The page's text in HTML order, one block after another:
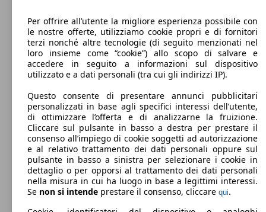
Elettrica/Benzina
Carburante
94 g/km
Emissioni di CO2 (combinato)*
Per offrire all’utente la migliore esperienza possibile con
le nostre offerte, utilizziamo cookie propri e di fornitori
terzi nonché altre tecnologie (di seguito menzionati nel
loro insieme come “cookie”) allo scopo di salvare e
accedere in seguito a informazioni sul dispositivo
utilizzato e a dati personali (tra cui gli indirizzi IP).
Questo consente di presentare annunci pubblicitari
personalizzati in base agli specifici interessi dell’utente,
di ottimizzare l’offerta e di analizzarne la fruizione.
Cliccare sul pulsante in basso a destra per prestare il
consenso all’impiego di cookie soggetti ad autorizzazione
e al relativo trattamento dei dati personali oppure sul
pulsante in basso a sinistra per selezionare i cookie in
dettaglio o per opporsi al trattamento dei dati personali
nella misura in cui ha luogo in base a legittimi interessi.
Se non si intende prestare il consenso, cliccare qui.